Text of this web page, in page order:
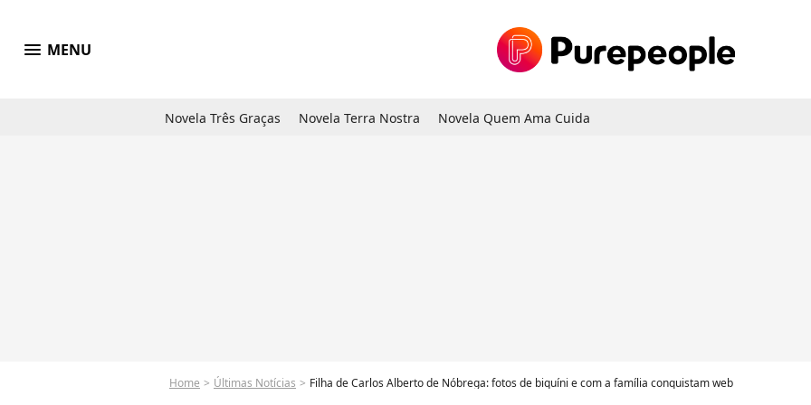
menu MENU
Novela Três Graças Novela Terra Nostra Novela Quem Ama Cuida
Home Últimas Notícias Filha de Carlos Alberto de Nóbrega: fotos de biquíni e com a família conquistam web